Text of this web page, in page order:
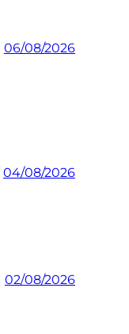
06/08/2026
04/08/2026
02/08/2026